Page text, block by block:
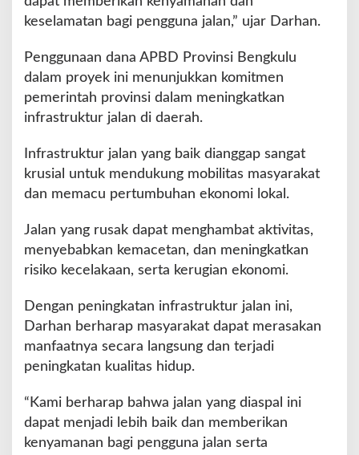
u
r
keselamatan bagi pengguna jalan,” ujar Darhan.
Penggunaan dana APBD Provinsi Bengkulu
dalam proyek ini menunjukkan komitmen
pemerintah provinsi dalam meningkatkan
infrastruktur jalan di daerah.
Infrastruktur jalan yang baik dianggap sangat
krusial untuk mendukung mobilitas masyarakat
dan memacu pertumbuhan ekonomi lokal.
Jalan yang rusak dapat menghambat aktivitas,
menyebabkan kemacetan, dan meningkatkan
risiko kecelakaan, serta kerugian ekonomi.
Dengan peningkatan infrastruktur jalan ini,
Darhan berharap masyarakat dapat merasakan
manfaatnya secara langsung dan terjadi
peningkatan kualitas hidup.
“Kami berharap bahwa jalan yang diaspal ini
dapat menjadi lebih baik dan memberikan
kenyamanan bagi pengguna jalan serta